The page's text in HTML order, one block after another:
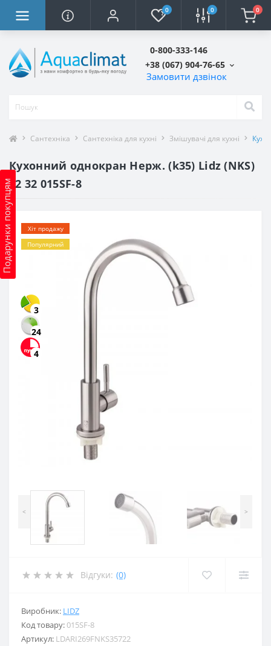
0 0 0
0-800-333-146
+38 (067) 904-76-65
Замовити дзвінок
Подарунки покупцям
Сантехніка Сантехніка для кухні Змішувачі для кухні
Кухонний однокран Нерж. (k35) Lidz (NKS)
12 32 015SF-8
Хіт продажу
Популярний
3
24
4
< >
Відгуки: (0)
Виробник: LIDZ
Код товару:015SF-8
Артикул: LDARI269FNKS35722